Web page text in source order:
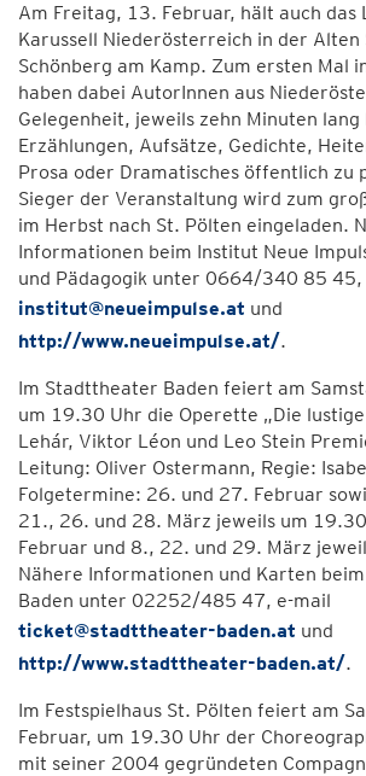
Am Freitag, 13. Februar, hält auch das
Karussell Niederösterreich in der Alten
Schönberg am Kamp. Zum ersten Mal
haben dabei AutorInnen aus
Gelegenheit, jeweils zehn Minuten
Erzählungen, Aufsätze, Gedichte,
Prosa oder Dramatisches öffentlich zu
Sieger der Veranstaltung wird zum
im Herbst nach St. Pölten eingeladen.
Informationen beim Institut Neue
und Pädagogik unter 0664/340 85 45,
institut@neueimpulse.at und
http://www.neueimpulse.at/.
Im Stadttheater Baden feiert am
um 19.30 Uhr die Operette „Die
Lehár, Viktor Léon und Leo Stein
Leitung: Oliver Ostermann, Regie:
Folgetermine: 26. und 27. Februar
21., 26. und 28. März jeweils um
Februar und 8., 22. und 29. März
Nähere Informationen und Karten
Baden unter 02252/485 47, e-mail
ticket@stadttheater-baden.at und
http://www.stadttheater-baden.at/.
Im Festspielhaus St. Pölten feiert am
Februar, um 19.30 Uhr der
mit seiner 2004 gegründeten